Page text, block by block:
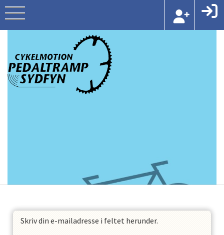
Skriv din e-mailadresse i feltet herunder.